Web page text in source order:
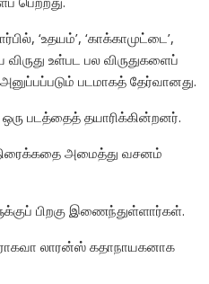
‘உதயம்’, ‘காக்காமுட்டை’,
உள்பட பல விருதுகளைப்
அனுப்பப்படும் படமாகத் தேர்வானது.
படத்தைத் தயாரிக்கின்றனர்.
அமைத்து வசனம்
பிறகு இணைந்துள்ளார்கள்.
லாரன்ஸ் கதாநாயகனாக